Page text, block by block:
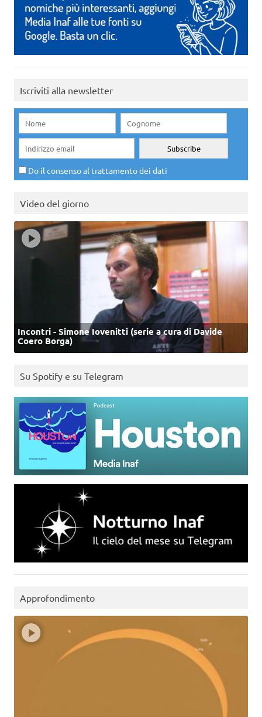
Iscriviti alla newsletter
Do il consenso al trattamento dei dati
Video del giorno
Incontri - Simone Iovenitti (serie a cura di Davide
Coero Borga)
Su Spotify e su Telegram
Approfondimento